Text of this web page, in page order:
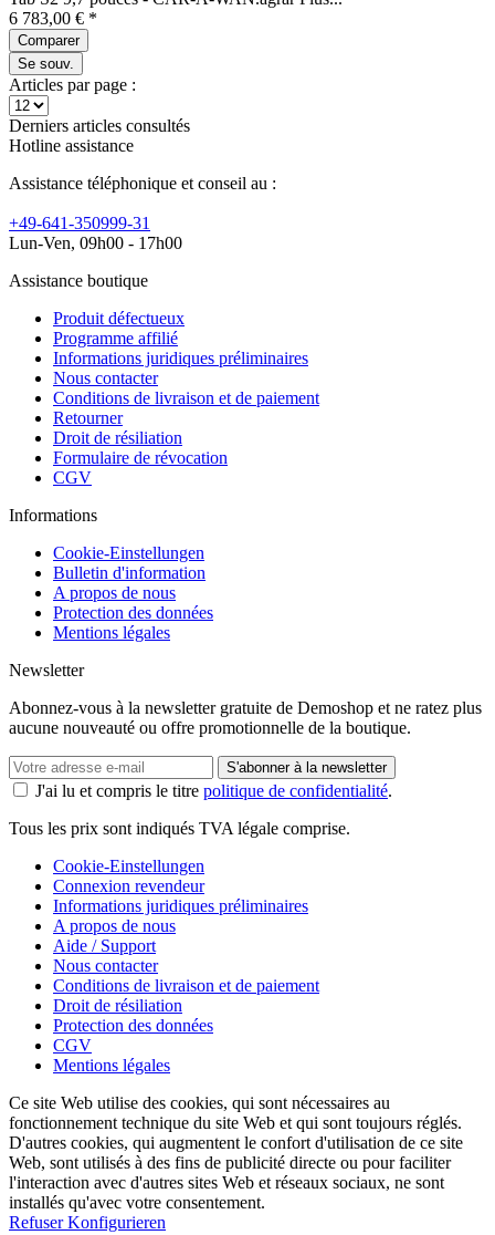
6 783,00 € *
Comparer
Se souv.
Articles par page :
Derniers articles consultés
Hotline assistance
Assistance téléphonique et conseil au :
+49-641-350999-31
Lun-Ven, 09h00 - 17h00
Assistance boutique
Produit défectueux
Programme affilié
Informations juridiques préliminaires
Nous contacter
Conditions de livraison et de paiement
Retourner
Droit de résiliation
Formulaire de révocation
CGV
Informations
Cookie-Einstellungen
Bulletin d'information
A propos de nous
Protection des données
Mentions légales
Newsletter
Abonnez-vous à la newsletter gratuite de Demoshop et ne ratez plus
aucune nouveauté ou offre promotionnelle de la boutique.
S'abonner à la newsletter
J'ai lu et compris le titre politique de confidentialité.
Tous les prix sont indiqués TVA légale comprise.
Cookie-Einstellungen
Connexion revendeur
Informations juridiques préliminaires
A propos de nous
Aide / Support
Nous contacter
Conditions de livraison et de paiement
Droit de résiliation
Protection des données
CGV
Mentions légales
Ce site Web utilise des cookies, qui sont nécessaires au
fonctionnement technique du site Web et qui sont toujours réglés.
D'autres cookies, qui augmentent le confort d'utilisation de ce site
Web, sont utilisés à des fins de publicité directe ou pour faciliter
l'interaction avec d'autres sites Web et réseaux sociaux, ne sont
installés qu'avec votre consentement.
RefuserKonfigurieren